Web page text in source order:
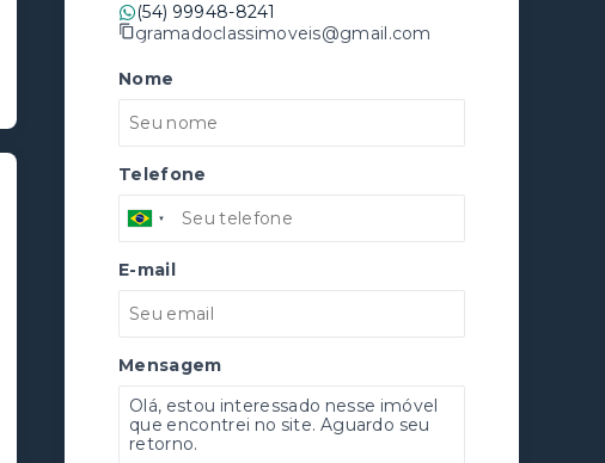
(54) 99948-8241
gramadoclassimoveis@gmail.com
Nome
Telefone
E-mail
Mensagem